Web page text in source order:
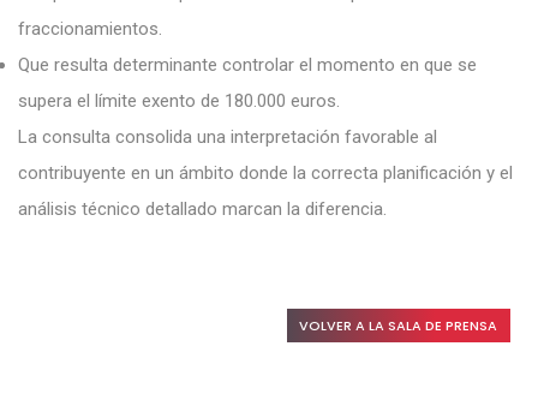
fraccionamientos.
Que resulta determinante controlar el momento en que se
supera el límite exento de 180.000 euros.
La consulta consolida una interpretación favorable al
contribuyente en un ámbito donde la correcta planificación y el
análisis técnico detallado marcan la diferencia.
VOLVER A LA SALA DE PRENSA